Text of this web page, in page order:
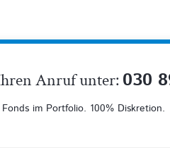
Anruf unter:030
im Portfolio. 100% Diskretion.